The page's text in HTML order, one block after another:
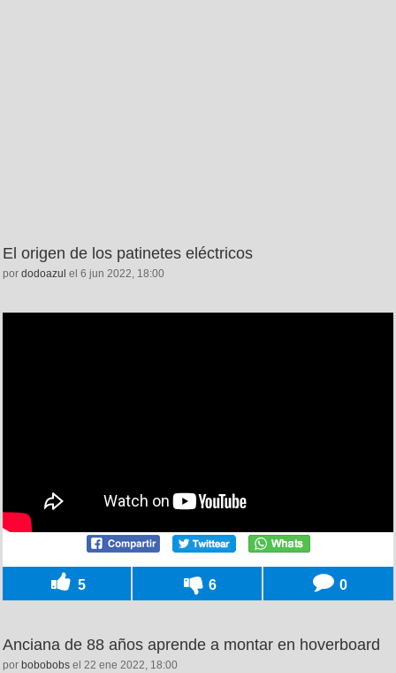
El origen de los patinetes eléctricos
por dodoazul el 6 jun 2022, 18:00
5 6 0
Anciana de 88 años aprende a montar en hoverboard
por bobobobs el 22 ene 2022, 18:00